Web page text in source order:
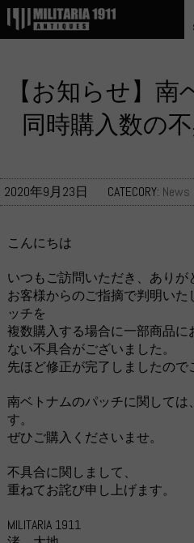
【お知らせ】
同時購入数の
2020年9月23日 CATECORY: News
こんにちは
いつもご訪問いただき、ありが
お客様からのご指摘で判明い
ッチを
複数購入する場合に一部商品に
ない不具合がございました。
先ほど修正が完了しましたので
南ベトナムのパッチに関しては
す。
ぜひご購入くださいませ。
不具合に関しまして、
重ねてお詫び申し上げます。
MILITARIA 1911